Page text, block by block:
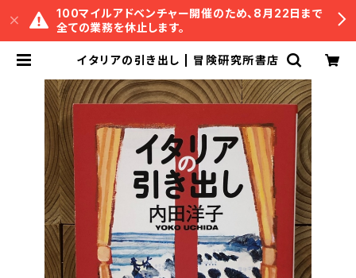
100マイルアドベンチャー開催のため、8月22日まで
全ての業務を休止します。
イタリアの引き出し | 冒険研究所書店